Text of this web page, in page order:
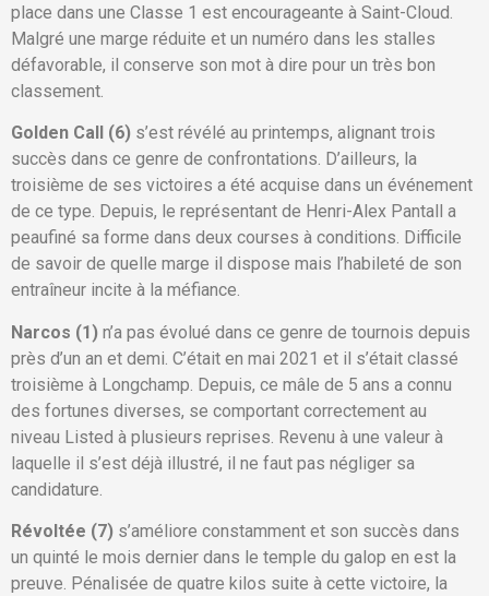
place dans une Classe 1 est encourageante à Saint-Cloud.
Malgré une marge réduite et un numéro dans les stalles
défavorable, il conserve son mot à dire pour un très bon
classement.
Golden Call (6) s’est révélé au printemps, alignant trois
succès dans ce genre de confrontations. D’ailleurs, la
troisième de ses victoires a été acquise dans un événement
de ce type. Depuis, le représentant de Henri-Alex Pantall a
peaufiné sa forme dans deux courses à conditions. Difficile
de savoir de quelle marge il dispose mais l’habileté de son
entraîneur incite à la méfiance.
Narcos (1) n’a pas évolué dans ce genre de tournois depuis
près d’un an et demi. C’était en mai 2021 et il s’était classé
troisième à Longchamp. Depuis, ce mâle de 5 ans a connu
des fortunes diverses, se comportant correctement au
niveau Listed à plusieurs reprises. Revenu à une valeur à
laquelle il s’est déjà illustré, il ne faut pas négliger sa
candidature.
Révoltée (7) s’améliore constamment et son succès dans
un quinté le mois dernier dans le temple du galop en est la
preuve. Pénalisée de quatre kilos suite à cette victoire, la